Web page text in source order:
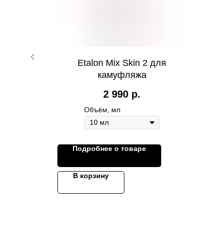
Etalon Mix Skin 2 для
камуфляжа
2 990 р.
Объём, мл
Подробнее о товаре
В корзину